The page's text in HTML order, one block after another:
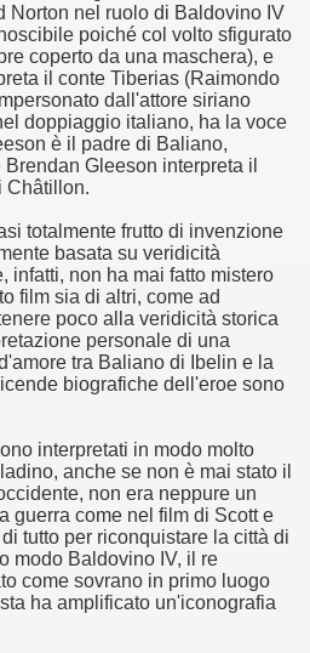
Norton nel ruolo di Baldovino IV
poiché col volto sfigurato
coperto da una maschera), e
il conte Tiberias (Raimondo
dall'attore siriano
doppiaggio italiano, ha la voce
è il padre di Baliano,
Gleeson interpreta il
Châtillon.
totalmente frutto di invenzione
basata su veridicità
infatti, non ha mai fatto mistero
film sia di altri, come ad
poco alla veridicità storica
personale di una
tra Baliano di Ibelin e la
biografiche dell'eroe sono
interpretati in modo molto
anche se non è mai stato il
non era neppure un
guerra come nel film di Scott e
tutto per riconquistare la città di
modo Baldovino IV, il re
come sovrano in primo luogo
ha amplificato un'iconografia
potere per poter incastrare
nella sua enorme
mese di Maggio 2013.
scorta.
della camorra.
appositamente allevati.
of Fire.
mese di Luglio 2013.
sfondo il retroscena della
sfondo il retroscena della